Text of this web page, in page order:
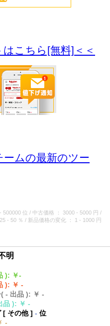
こちら[無料]＜＜
ームの最新のツー
500000 位 / 中古価格 ： 3000 - 5000 円
/
25 - 50 ％ / 新品価格の変化 ： 1 - 1000 円
明
): ￥-
): ￥ -
( - 出品 ): ￥ -
品 ): ￥ -
[ その他]- 位
-